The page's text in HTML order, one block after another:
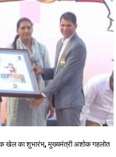
खेल का शुभारंभ, मुख्यमंत्री अशोक गहलोत